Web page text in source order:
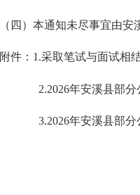
（四）本通知未尽事宜由
附件： 1.采取笔试与面试相
2.2026年安溪县部
3.2026年安溪县部